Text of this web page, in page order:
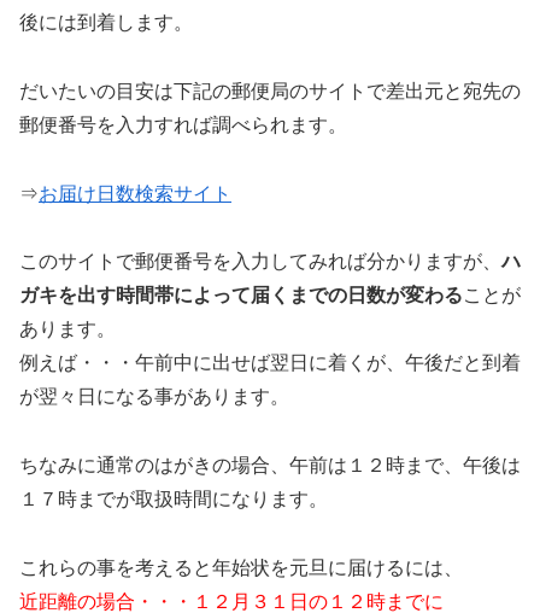
後には到着します。
だいたいの目安は下記の郵便局のサイトで差出元と宛先の
郵便番号を入力すれば調べられます。
⇒お届け日数検索サイト
このサイトで郵便番号を入力してみれば分かりますが、ハ
ガキを出す時間帯によって届くまでの日数が変わることが
あります。
例えば・・・午前中に出せば翌日に着くが、午後だと到着
が翌々日になる事があります。
ちなみに通常のはがきの場合、午前は１２時まで、午後は
１７時までが取扱時間になります。
これらの事を考えると年始状を元旦に届けるには、
近距離の場合・・・１２月３１日の１２時までに